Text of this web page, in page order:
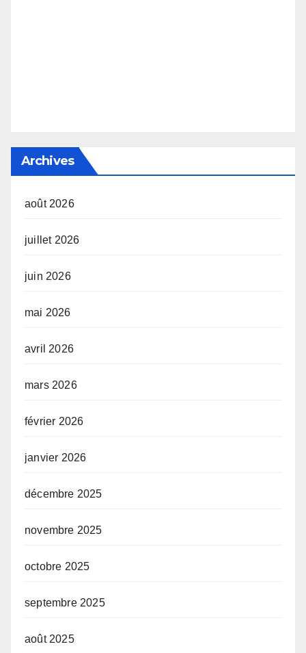
Archives
août 2026
juillet 2026
juin 2026
mai 2026
avril 2026
mars 2026
février 2026
janvier 2026
décembre 2025
novembre 2025
octobre 2025
septembre 2025
août 2025